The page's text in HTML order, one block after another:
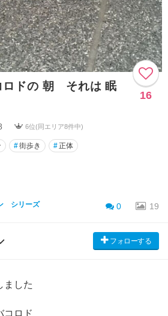
ドの 朝 それは 眠
16
6位(同エリア8件中)
#街歩き #正体
シリーズ 0 19
フォローする
した
ロド